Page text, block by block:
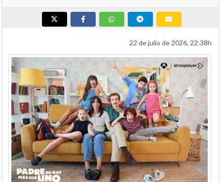
22 de julio de 2026, 22:38h